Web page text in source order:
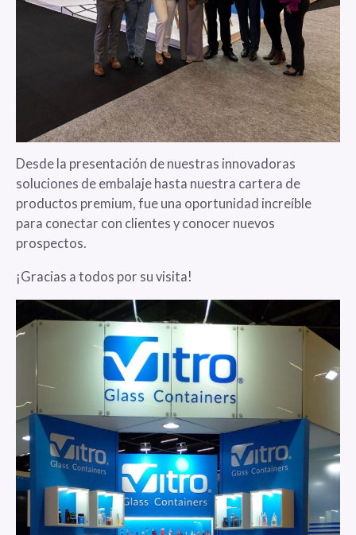
Desde la presentación de nuestras innovadoras
soluciones de embalaje hasta nuestra cartera de
productos premium, fue una oportunidad increíble
para conectar con clientes y conocer nuevos
prospectos.
¡Gracias a todos por su visita!